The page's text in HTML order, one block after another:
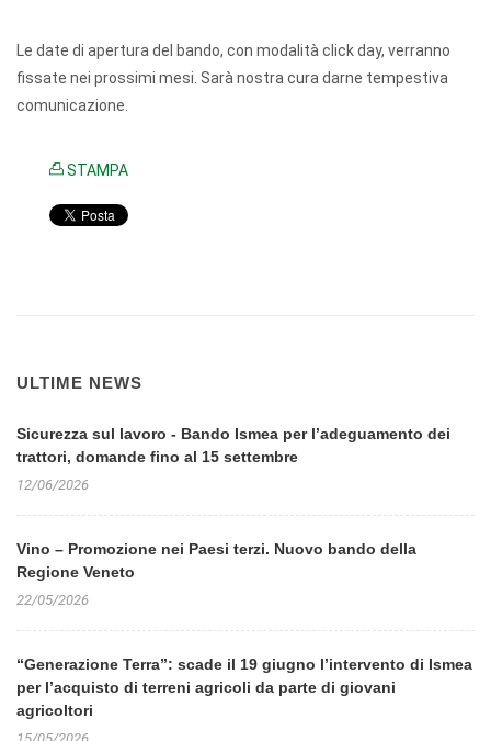
Le date di apertura del bando, con modalità click day, verranno
fissate nei prossimi mesi. Sarà nostra cura darne tempestiva
comunicazione.
STAMPA
ULTIME NEWS
Sicurezza sul lavoro - Bando Ismea per l’adeguamento dei
trattori, domande fino al 15 settembre
12/06/2026
Vino – Promozione nei Paesi terzi. Nuovo bando della
Regione Veneto
22/05/2026
“Generazione Terra”: scade il 19 giugno l’intervento di Ismea
per l’acquisto di terreni agricoli da parte di giovani
agricoltori